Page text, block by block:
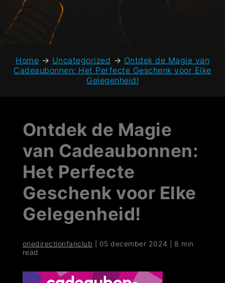
Home → Uncategorized → Ontdek de Magie van
Cadeaubonnen: Het Perfecte Geschenk voor Elke
Gelegenheid!
Ontdek de Magie
van Cadeaubonnen:
Het Perfecte
Geschenk voor Elke
Gelegenheid!
onedirectionfanclub 05 december 2024
8 min
read